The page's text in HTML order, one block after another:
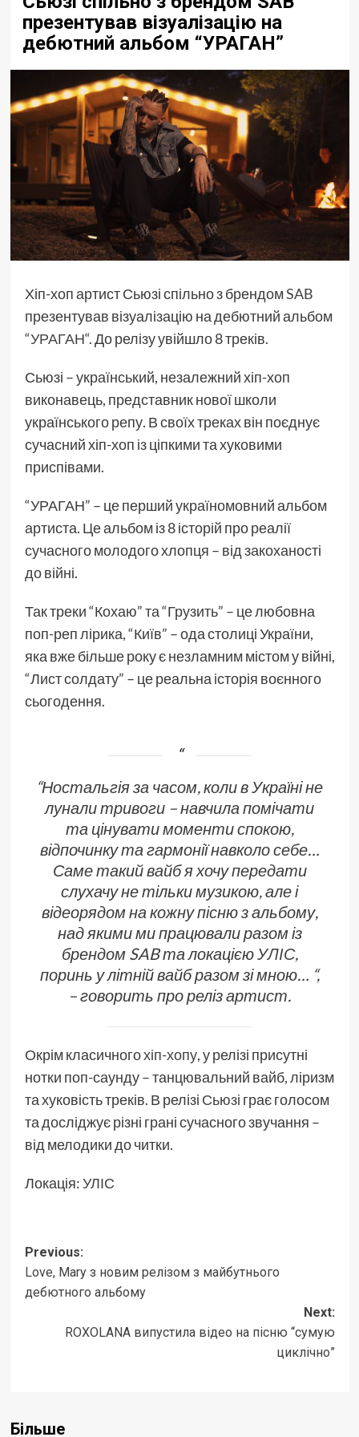
презентував візуалізацію на
дебютний альбом “УРАГАН”
Хіп-хоп артист Сьюзі спільно з брендомSAB
презентував візуалізацію на дебютний альбом
“УРАГАН“. До релізу увійшло 8 треків.
Сьюзі – український, незалежний хіп-хоп
виконавець, представник нової школи
українського репу. В своїх треках він поєднує
сучасний хіп-хоп із ціпкими та хуковими
приспівами.
“УРАГАН” – це перший україномовний альбом
артиста. Це альбом із 8 історій про реалії
сучасного молодого хлопця – від закоханості
до війні.
Так треки “Кохаю” та “Грузить” – це любовна
поп-реп лірика, “Київ” – ода столиці України,
яка вже більше року є незламним містом у війні,
“Лист солдату” – це реальна історія воєнного
сьогодення.
“Ностальгія за часом, коли в Україні не
лунали тривоги – навчила помічати
та цінувати моменти спокою,
відпочинку та гармонії навколо себе…
Саме такий вайб я хочу передати
слухачу не тільки музикою, але і
відеорядом на кожну пісню з альбому,
над якими ми працювали разом із
брендом SAB та локацієюУЛІС,
поринь у літній вайб разом зі мною… “,
– говорить про реліз артист.
Окрім класичногохіп-хопу, у релізі присутні
нотки поп-саунду – танцювальний вайб, ліризм
та хуковість треків. В релізі Сьюзі грає голосом
та досліджує різні грані сучасного звучання –
від мелодики до читки.
Локація:УЛІС
Post
navigation
Previous:
Love, Mary з новим релізом з майбутнього
дебютного альбому
Next:
ROXOLANA випустила відео на пісню “сумую
циклічно”
Більше